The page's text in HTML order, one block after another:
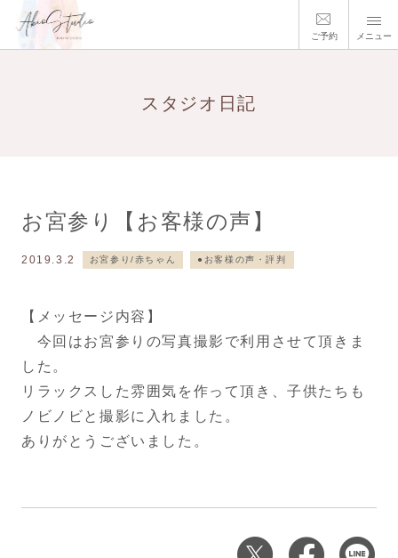
ご予約 メニュー
スタジオ日記
お宮参り【お客様の声】
2019.3.2 お宮参り/赤ちゃん ●お客様の声・評判
【メッセージ内容】
今回はお宮参りの写真撮影で利用させて頂きま
した。
リラックスした雰囲気を作って頂き、子供たちも
ノビノビと撮影に入れました。
ありがとうございました。